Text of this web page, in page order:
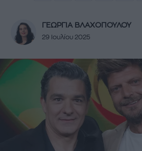
ΓΕΩΡΓΙΑ ΒΛΑΧΟΠΟΥΛΟΥ
29 Ιουλίου 2025